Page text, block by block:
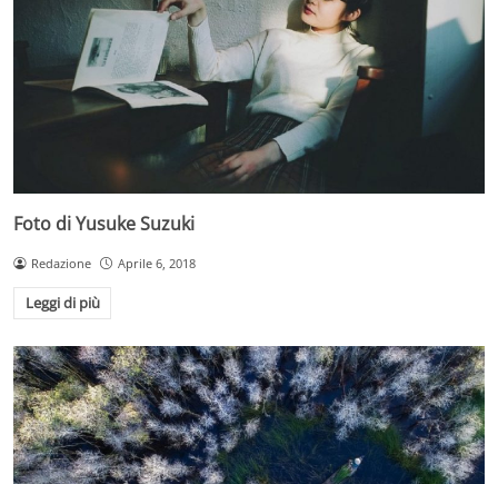
Foto di Yusuke Suzuki
Redazione Aprile 6, 2018
Leggi di più